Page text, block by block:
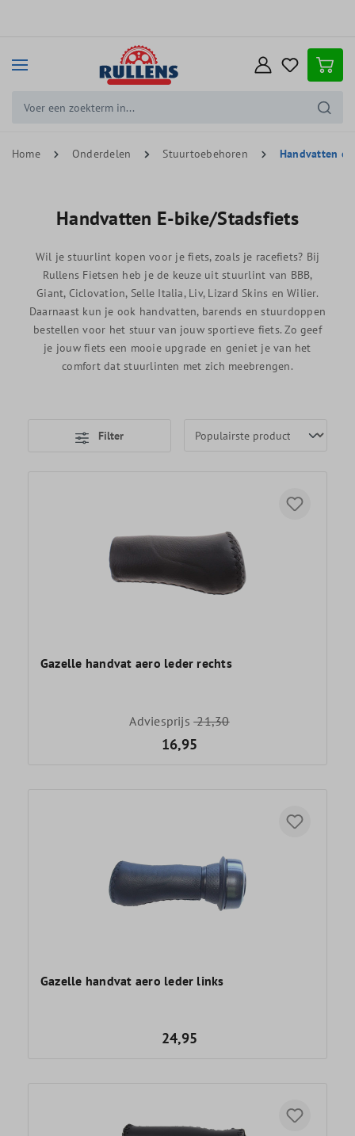
Home Onderdelen Stuurtoebehoren Handvatten
Handvatten E-bike/Stadsfiets
Wil je stuurlint kopen voor je fiets, zoals je racefiets? Bij
Rullens Fietsen heb je de keuze uit stuurlint van BBB,
Giant, Ciclovation, Selle Italia, Liv, Lizard Skins en Wilier.
Daarnaast kun je ook handvatten, barends en stuurdoppen
bestellen voor het stuur van jouw sportieve fiets. Zo geef
je jouw fiets een mooie upgrade en geniet je van het
comfort dat stuurlinten met zich meebrengen.
Filter
Gazelle handvat aero leder rechts
Adviesprijs21,30
16,95
Gazelle handvat aero leder links
24,95